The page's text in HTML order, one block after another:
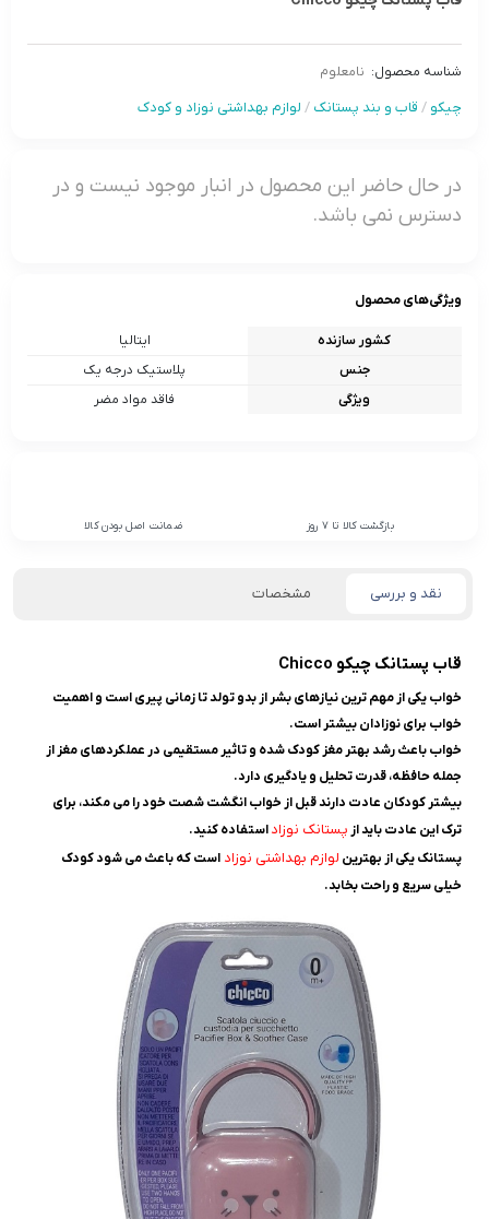
شناسه محصول: نامعلوم
چیکو / قاب و بند پستانک / لوازم بهداشتی نوزاد و کودک
در حال حاضر این محصول در انبار موجود نیست و در
دسترس نمی باشد.
ویژگی‌های محصول
کشور سازنده
ایتالیا
جنس
پلاستیک درجه یک
ویژگی
فاقد مواد مضر
بازگشت کالا تا 7 روز ضمانت اصل بودن کالا
نقد و بررسی مشخصات
قاب پستانک چیکو Chicco
خواب یکی از مهم ترین نیازهای بشر از بدو تولد تا زمانی پیری است و اهمیت
خواب برای نوزادان بیشتر است.
خواب باعث رشد بهتر مغز کودک شده و تاثیر مستقیمی در عملکردهای مغز از
جمله حافظه، قدرت تحلیل و یادگیری دارد.
بیشتر کودکان عادت دارند قبل از خواب انگشت شصت خود را می مکند، برای
ترک این عادت باید از پستانک نوزاداستفاده کنید.
پستانک یکی از بهترین لوازم بهداشتی نوزاد است که باعث می شود کودک
خیلی سریع و راحت بخابد.